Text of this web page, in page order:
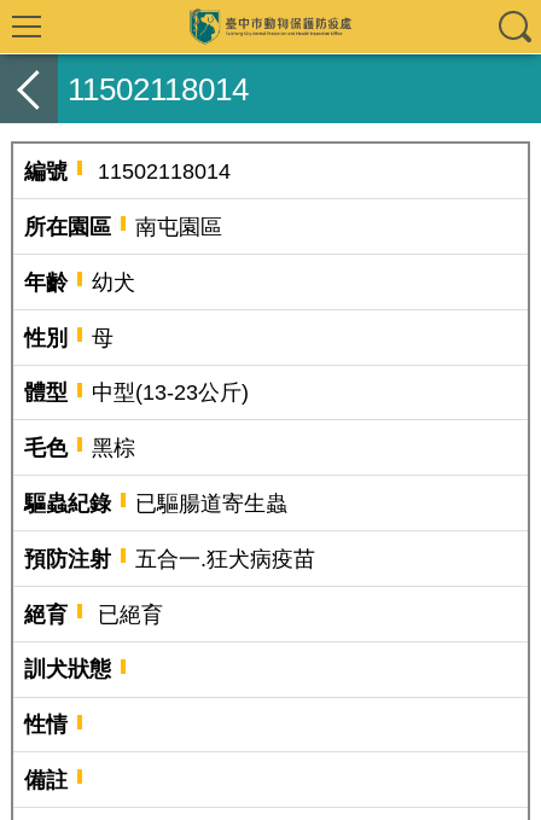
11502118014
編號 11502118014
所在園區 南屯園區
年齡 幼犬
性別 母
體型 中型(13-23公斤)
毛色 黑棕
驅蟲紀錄 已驅腸道寄生蟲
預防注射 五合一.狂犬病疫苗
絕育 已絕育
訓犬狀態
性情
備註